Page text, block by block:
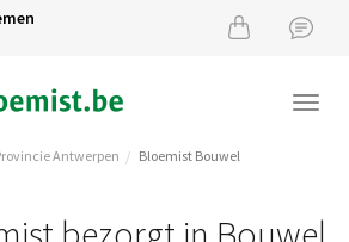
Antwerpen Bloemist Bouwel